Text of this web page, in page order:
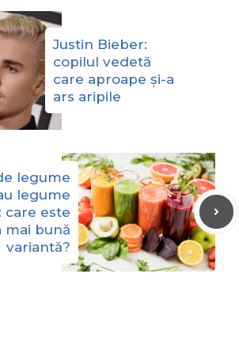
Justin Bieber:
copilul vedetă
care aproape și-a
ars aripile
legume
legume
care este
mai bună
variantă?